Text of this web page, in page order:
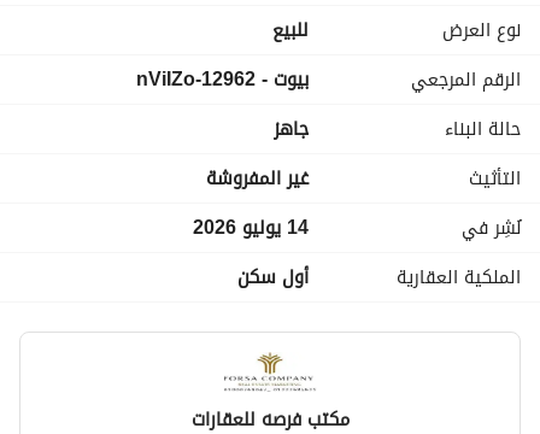
عرض معلومات الاتصال
عرض معلومات الاتصال
طنطا شارع حسن رضوان مع عنتر بن شداد
نوع العرض
للبيع
الرقم المرجعي
بيوت - 12962-nViIZo
حالة البناء
جاهز
التأثيث
غير المفروشة
نُشِر في
14 يوليو 2026
الملكية العقارية
أول سكن
مكتب فرصه للعقارات